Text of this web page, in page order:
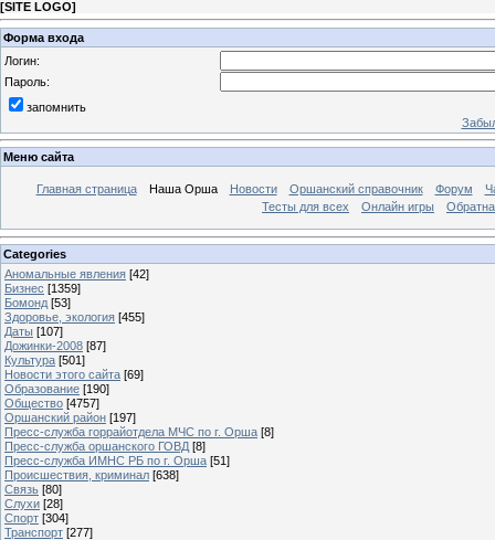
[SITE LOGO]
Форма входа
Логин:
Пароль:
запомнить
Меню сайта
Главная страница Наша Орша Новости Оршанский справочник Форум
Тесты для всех
Онлайн игры
Categories
Аномальные явления [42]
Бизнес [1359]
Бомонд [53]
Здоровье, экология [455]
Даты [107]
Дожинки-2008 [87]
Культура [501]
Новости этого сайта [69]
Образование [190]
Общество [4757]
Оршанский район [197]
Пресс-служба горрайотдела МЧС по г. Орша [8]
Пресс-служба оршанского ГОВД [8]
Пресс-служба ИМНС РБ по г. Орша [51]
Проиcшествия, криминал [638]
Связь [80]
Слухи [28]
Спорт [304]
Транспорт [277]